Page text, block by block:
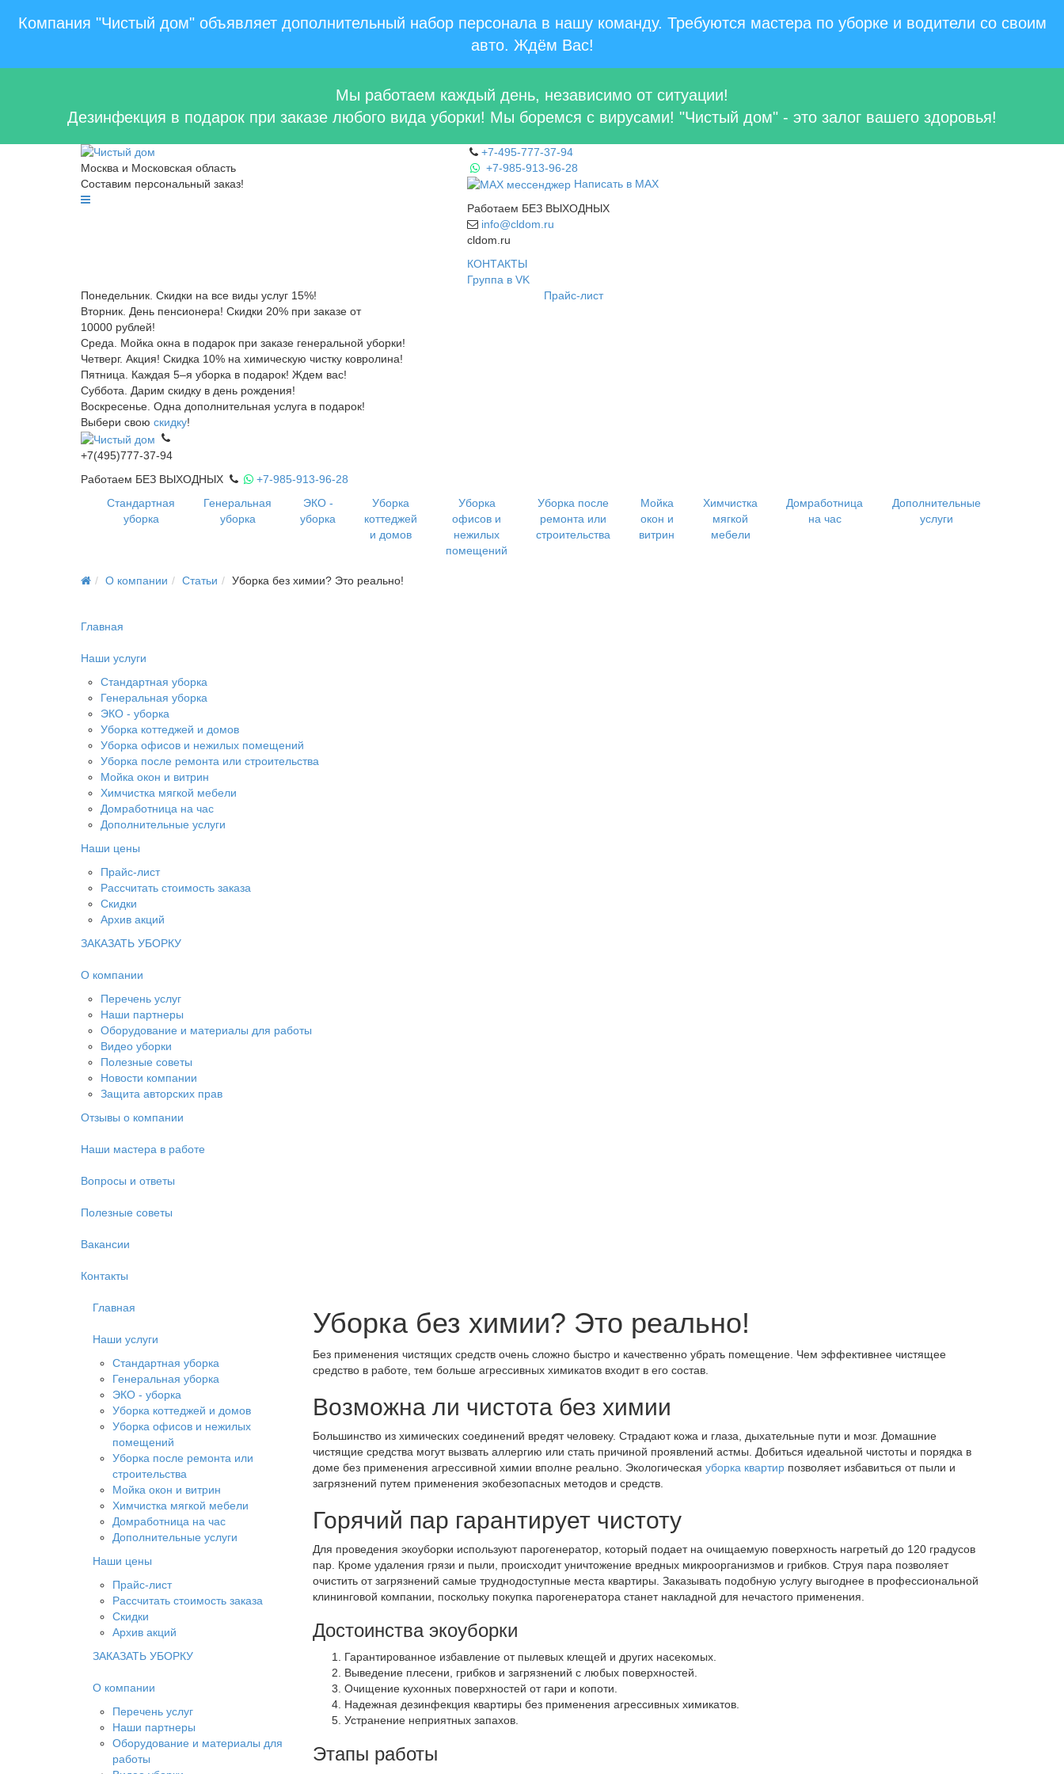
Компания "Чистый дом" объявляет дополнительный набор персонала в нашу команду. Требуются мастера по уборке и водители со своим
авто. Ждём Вас!
Мы работаем каждый день, независимо от ситуации!
Дезинфекция в подарок при заказе любого вида уборки! Мы боремся с вирусами! "Чистый дом" - это залог вашего здоровья!
Москва и Московская область
Составим персональный заказ!
+7-495-777-37-94
+7-985-913-96-28
Написать в MAX
Работаем БЕЗ ВЫХОДНЫХ
info@cldom.ru
cldom.ru
КОНТАКТЫ
Группа в VK
Понедельник. Скидки на все виды услуг 15%!
Вторник. День пенсионера! Скидки 20% при заказе от
10000 рублей!
Среда. Мойка окна в подарок при заказе генеральной уборки!
Четверг. Акция! Скидка 10% на химическую чистку ковролина!
Пятница. Каждая 5–я уборка в подарок! Ждем вас!
Суббота. Дарим скидку в день рождения!
Воскресенье. Одна дополнительная услуга в подарок!
Выбери свою скидку!
Прайс-лист
+7(495)777-37-94
Работаем БЕЗ ВЫХОДНЫХ
+7-985-913-96-28
Стандартная
уборка
Генеральная
уборка
ЭКО -
уборка
Уборка
коттеджей
и домов
Уборка
офисов и
нежилых
помещений
Уборка после
ремонта или
строительства
Мойка
окон и
витрин
Химчистка
мягкой
мебели
Домработница
на час
Дополнительные
услуги
О компании Статьи Уборка без химии? Это реально!
Главная
Наши услуги
Стандартная уборка
Генеральная уборка
ЭКО - уборка
Уборка коттеджей и домов
Уборка офисов и нежилых помещений
Уборка после ремонта или строительства
Мойка окон и витрин
Химчистка мягкой мебели
Домработница на час
Дополнительные услуги
Наши цены
Прайс-лист
Рассчитать стоимость заказа
Скидки
Архив акций
ЗАКАЗАТЬ УБОРКУ
О компании
Перечень услуг
Наши партнеры
Оборудование и материалы для работы
Видео уборки
Полезные советы
Новости компании
Защита авторских прав
Отзывы о компании
Наши мастера в работе
Вопросы и ответы
Полезные советы
Вакансии
Контакты
Главная
Наши услуги
Стандартная уборка
Генеральная уборка
ЭКО - уборка
Уборка коттеджей и домов
Уборка офисов и нежилых
помещений
Уборка после ремонта или
строительства
Мойка окон и витрин
Химчистка мягкой мебели
Домработница на час
Дополнительные услуги
Наши цены
Прайс-лист
Рассчитать стоимость заказа
Скидки
Архив акций
ЗАКАЗАТЬ УБОРКУ
О компании
Перечень услуг
Наши партнеры
Оборудование и материалы для
работы
Уборка без химии? Это реально!
Без применения чистящих средств очень сложно быстро и качественно убрать помещение. Чем эффективнее чистящее
средство в работе, тем больше агрессивных химикатов входит в его состав.
Возможна ли чистота без химии
Большинство из химических соединений вредят человеку. Страдают кожа и глаза, дыхательные пути и мозг. Домашние
чистящие средства могут вызвать аллергию или стать причиной проявлений астмы. Добиться идеальной чистоты и порядка в
доме без применения агрессивной химии вполне реально. Экологическая уборка квартирпозволяет избавиться от пыли и
загрязнений путем применения экобезопасных методов и средств.
Горячий пар гарантирует чистоту
Для проведения экоуборки используют парогенератор, который подает на очищаемую поверхность нагретый до 120 градусов
пар. Кроме удаления грязи и пыли, происходит уничтожение вредных микроорганизмов и грибков. Струя пара позволяет
очистить от загрязнений самые труднодоступные места квартиры. Заказывать подобную услугу выгоднее в профессиональной
клининговой компании, поскольку покупка парогенератора станет накладной для нечастого применения.
Достоинства экоуборки
Гарантированное избавление от пылевых клещей и других насекомых.
Выведение плесени, грибков и загрязнений с любых поверхностей.
Очищение кухонных поверхностей от гари и копоти.
Надежная дезинфекция квартиры без применения агрессивных химикатов.
Устранение неприятных запахов.
Этапы работы